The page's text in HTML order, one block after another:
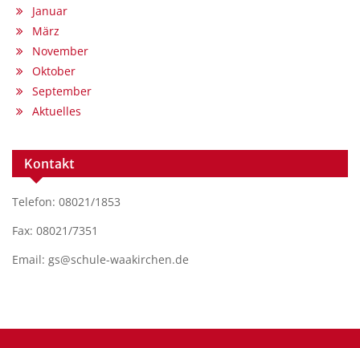
Januar
März
November
Oktober
September
Aktuelles
Kontakt
Telefon: 08021/1853
Fax: 08021/7351
Email: gs@schule-waakirchen.de